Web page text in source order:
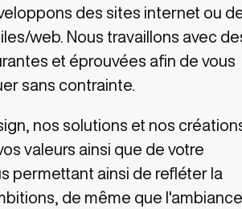
des sites internet ou
web. Nous travaillons avec
et éprouvées afin de vous
sans contrainte.
nos solutions et nos
valeurs ainsi que de votre
permettant ainsi de refléter la
de même que l'ambiance